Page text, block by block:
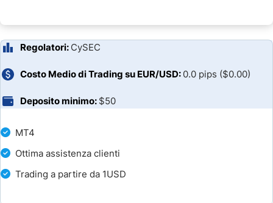
MT4
Ottima assistenza clienti
Trading a partire da 1USD
Regolatori: CySEC
Costo Medio di Trading su EUR/USD: 0.0 pips ($0.00)
Deposito minimo: $50